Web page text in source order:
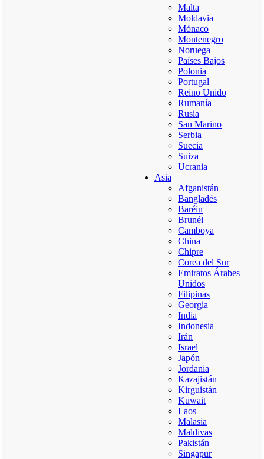
Malta
Moldavia
Mónaco
Montenegro
Noruega
Países Bajos
Polonia
Portugal
Reino Unido
Rumanía
Rusia
San Marino
Serbia
Suecia
Suiza
Ucrania
Asia
Afganistán
Bangladés
Baréin
Brunéi
Camboya
China
Chipre
Corea del Sur
Emiratos Árabes
Unidos
Filipinas
Georgia
India
Indonesia
Irán
Israel
Japón
Jordania
Kazajistán
Kirguistán
Kuwait
Laos
Malasia
Maldivas
Pakistán
Singapur